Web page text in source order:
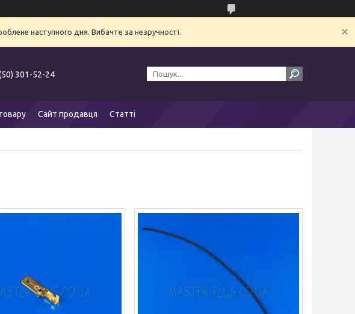
наступного дня. Вибачте за незручності.
301-52-24
Сайт продавця Статті